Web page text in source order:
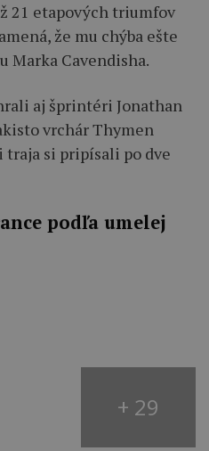
21 etapových triumfov
že mu chýba ešte
Marka Cavendisha.
aj šprintéri Jonathan
vrchár Thymen
traja si pripísali po dve
podľa umelej
+ 29